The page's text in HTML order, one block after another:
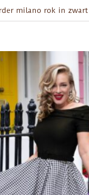
milano rok in zwart